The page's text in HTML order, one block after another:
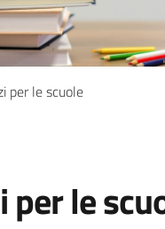
per le scuole
per le